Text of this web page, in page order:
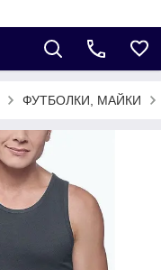
ФУТБОЛКИ, МАЙКИ